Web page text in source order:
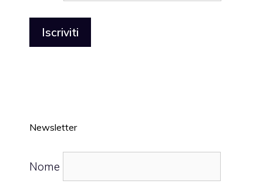
Newsletter
Nome